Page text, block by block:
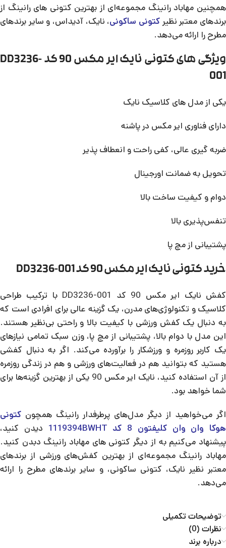
همچنین مهاباد رانینگ مجموعه‌ای از بهترین کتونی های رانینگ از
برندهای معتبر نظیر کتونی ساکونی، نایک، آدیداس، و سایر برندهای
مطرح را ارائه می‌دهد.
ویژگی های کتونی نایک ایر مکس 90 کد DD3236-
001
یکی از مدل های کلاسیک نایک
دارای فناوری ایر مکس در پاشنه
ضربه گیری عالی، کفی راحت و انعطاف پذیر
تحویل به ضمانت اورجینال
دوام و کیفیت ساخت بالا
تنفس‌پذیری بالا
پشتیبانی از مچ پا
خرید کتونی نایک ایر مکس 90 کد DD3236-001
کفش نایک ایر مکس 90 کد DD3236-001 با ترکیب طراحی
کلاسیک و تکنولوژی‌های مدرن، یک گزینه عالی برای افرادی است که
به دنبال یک کفش ورزشی با کیفیت بالا و راحتی بی‌نظیر هستند.
این مدل با دوام بالا، پشتیبانی از مچ پا، وزن سبک تمامی نیازهای
یک کاربر روزمره و ورزشکار را برآورده می‌کند. اگر به دنبال کفشی
هستید که بتوانید هم در فعالیت‌های ورزشی و هم در زندگی روزمره
از آن استفاده کنید، نایک ایر مکس 90 یکی از بهترین گزینه‌ها برای
شما خواهد بود.
اگر می‌خواهید از دیگر مدل‌های پرطرفدار رانینگ همچون کتونی
هوکا وان وان کلیفتون 8 کد 1119394BWHT
دیدن کنید،
پیشنهاد می‌کنیم به از دیگر کتونی های مهاباد رانینگ دبدن کنید.
مهاباد رانینگ مجموعه‌ای از بهترین کفش‌های ورزشی از برندهای
معتبر نظیر نایک، کتونی ساکونی، و سایر برندهای مطرح را ارائه
می‌دهد.
توضیحات تکمیلی
نظرات (0)
درباره برند